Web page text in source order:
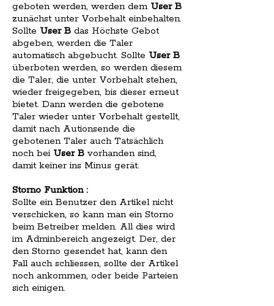
geboten werden, werden dem User B
zunächst unter Vorbehalt einbehalten.
Sollte User B das Höchste Gebot
abgeben, werden die Taler
automatisch abgebucht. Sollte User B
überboten werden, so werden diesem
die Taler, die unter Vorbehalt stehen,
wieder freigegeben, bis dieser erneut
bietet. Dann werden die gebotene
Taler wieder unter Vorbehalt gestellt,
damit nach Autionsende die
gebotenen Taler auch Tatsächlich
noch bei User B vorhanden sind,
damit keiner ins Minus gerät.
Storno Funktion :
Sollte ein Benutzer den Artikel nicht
verschicken, so kann man ein Storno
beim Betreiber melden. All dies wird
im Adminbereich angezeigt. Der, der
den Storno gesendet hat, kann den
Fall auch schliessen, sollte der Artikel
noch ankommen, oder beide Parteien
sich einigen.